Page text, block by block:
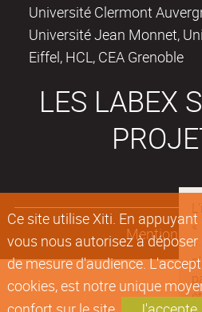
Ce site utilise Xiti. En
vous nous autorisez à
de mesure d'audience.
cookies, est notre unique
Université Clermont
Université Jean Monnet,
Eiffel, HCL, CEA Grenoble
LES LABEX
Mentions